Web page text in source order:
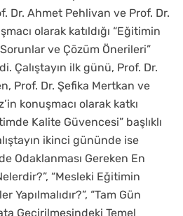
Dr. Ahmet Pehlivan ve Prof. Dr.
olarak katıldığı “Eğitimin
Sorunlar ve Çözüm Önerileri”
Çalıştayın ilk günü, Prof. Dr.
Prof. Dr. Şefika Mertkan ve
konuşmacı olarak katkı
Kalite Güvencesi” başlıklı
ikinci gününde ise
Odaklanması Gereken En
“Mesleki Eğitimin
“Tam Gün
Geçirilmesindeki Temel